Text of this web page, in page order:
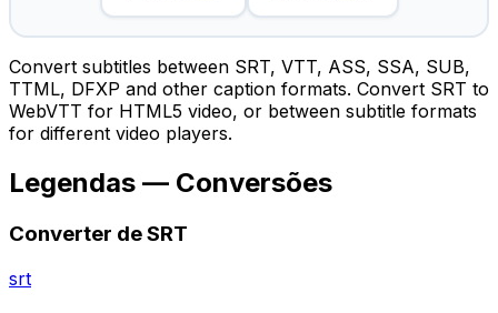
Convert subtitles between SRT, VTT, ASS, SSA, SUB,
TTML, DFXP and other caption formats. Convert SRT to
WebVTT for HTML5 video, or between subtitle formats
for different video players.
Legendas — Conversões
Converter de SRT
srt